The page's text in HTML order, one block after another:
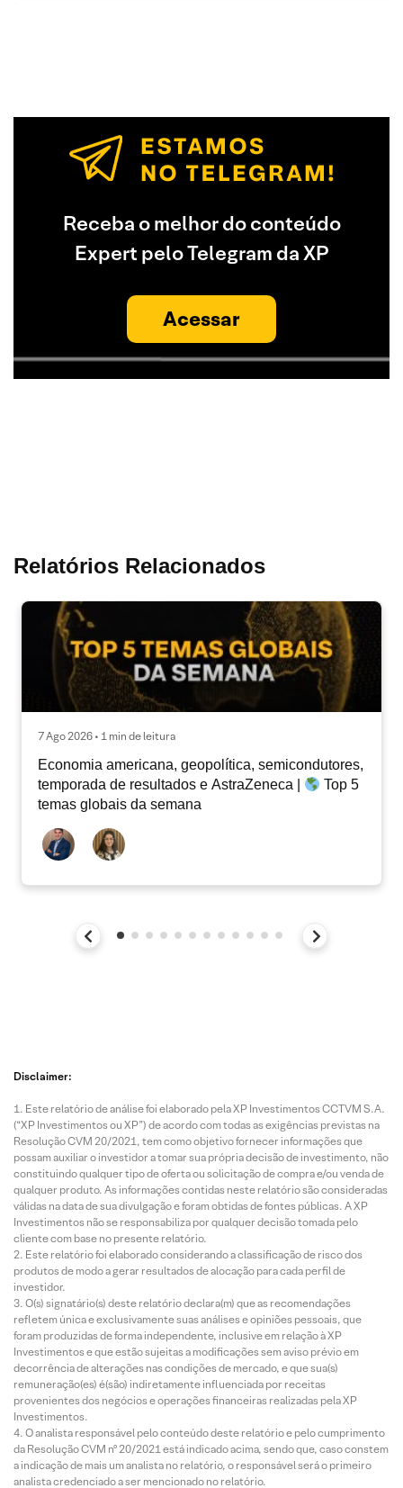
Receba o melhor do conteúdo
Expert pelo Telegram da XP
Acessar
Relatórios Relacionados
7 Ago 2026 • 1 min de leitura
Economia americana, geopolítica, semicondutores,
temporada de resultados e AstraZeneca |
Top 5
temas globais da semana
Disclaimer:
Este relatório de análise foi elaborado pela XP Investimentos CCTVM S.A.
(“XP Investimentos ou XP”) de acordo com todas as exigências previstas na
Resolução CVM 20/2021, tem como objetivo fornecer informações que
possam auxiliar o investidor a tomar sua própria decisão de investimento, não
constituindo qualquer tipo de oferta ou solicitação de compra e/ou venda de
qualquer produto. As informações contidas neste relatório são consideradas
válidas na data de sua divulgação e foram obtidas de fontes públicas. A XP
Investimentos não se responsabiliza por qualquer decisão tomada pelo
cliente com base no presente relatório.
Este relatório foi elaborado considerando a classificação de risco dos
produtos de modo a gerar resultados de alocação para cada perfil de
investidor.
O(s) signatário(s) deste relatório declara(m) que as recomendações
refletem única e exclusivamente suas análises e opiniões pessoais, que
foram produzidas de forma independente, inclusive em relação à XP
Investimentos e que estão sujeitas a modificações sem aviso prévio em
decorrência de alterações nas condições de mercado, e que sua(s)
remuneração(es) é(são) indiretamente influenciada por receitas
provenientes dos negócios e operações financeiras realizadas pela XP
Investimentos.
O analista responsável pelo conteúdo deste relatório e pelo cumprimento
da Resolução CVM nº 20/2021 está indicado acima, sendo que, caso constem
a indicação de mais um analista no relatório, o responsável será o primeiro
analista credenciado a ser mencionado no relatório.